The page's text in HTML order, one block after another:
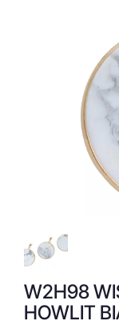
W2H98
HOWLIT